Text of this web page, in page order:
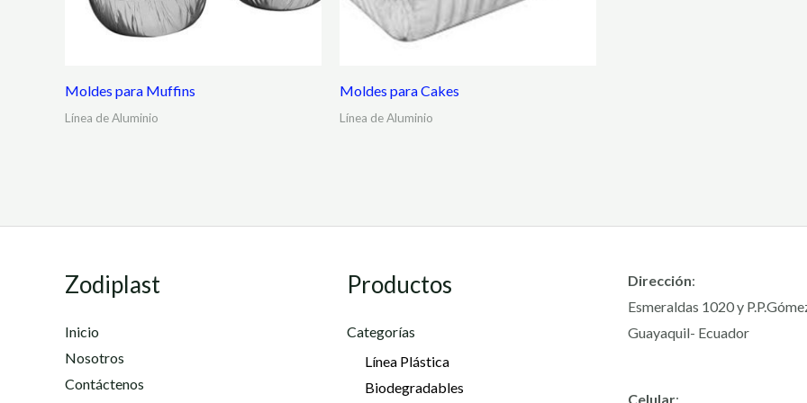
Moldes para Muffins
Línea de Aluminio
Moldes para Cakes
Línea de Aluminio
Zodiplast
Inicio
Nosotros
Contáctenos
Productos
Categorías
Línea Plástica
Biodegradables
Dirección:
Esmeraldas 1020 y
Guayaquil- Ecuador
Celular: